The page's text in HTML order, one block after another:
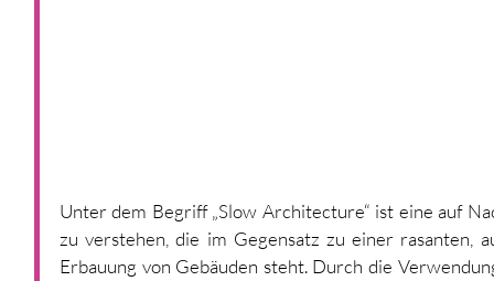
Unter dem Begriff „Slow Architecture“ ist eine auf
zu verstehen, die im Gegensatz zu einer rasanten,
Erbauung von Gebäuden steht. Durch die